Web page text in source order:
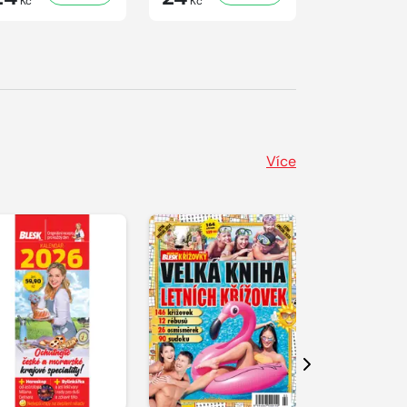
Více
Další